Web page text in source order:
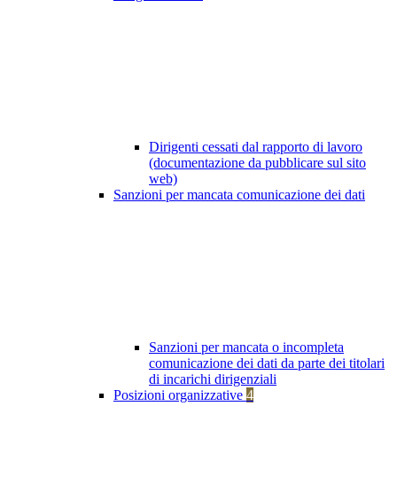
Dirigenti cessati dal rapporto di lavoro
(documentazione da pubblicare sul sito
web)
Sanzioni per mancata comunicazione dei dati
Sanzioni per mancata o incompleta
comunicazione dei dati da parte dei titolari
di incarichi dirigenziali
Posizioni organizzative 4